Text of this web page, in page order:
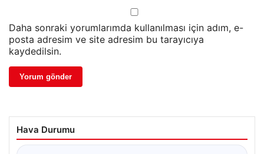
Daha sonraki yorumlarımda kullanılması için adım, e-
posta adresim ve site adresim bu tarayıcıya
kaydedilsin.
Hava Durumu